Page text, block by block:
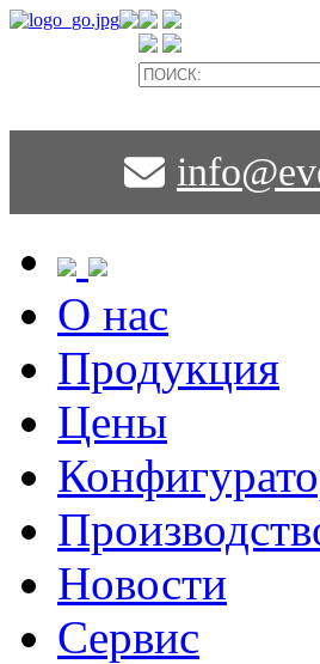
О нас
Продукция
Цены
Новости
Сервис